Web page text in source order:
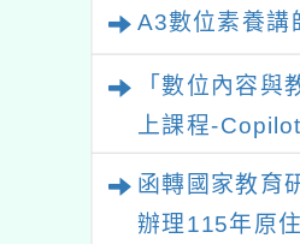
A3數位素養講
「數位內容與
上課程-Copilot
函轉國家教育
辦理115年原
徵稿暨修審工